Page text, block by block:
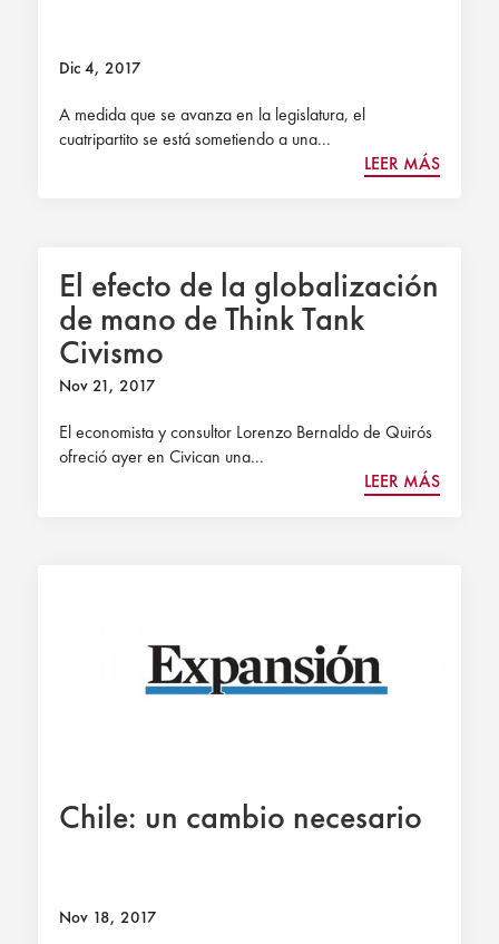
Dic 4, 2017
A medida que se avanza en la legislatura, el
cuatripartito se está sometiendo a una...
LEER MÁS
El efecto de la globalización
de mano de Think Tank
Civismo
Nov 21, 2017
El economista y consultor Lorenzo Bernaldo de Quirós
ofreció ayer en Civican una...
LEER MÁS
Chile: un cambio necesario
Nov 18, 2017